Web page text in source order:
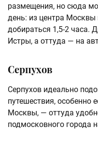
размещения, но сюда
день: из центра Москвы
добираться 1,5-2 часа.
Истры, а оттуда — на
Серпухов
Серпухов идеально
путешествия, особенно
Москвы, — оттуда
подмосковного города